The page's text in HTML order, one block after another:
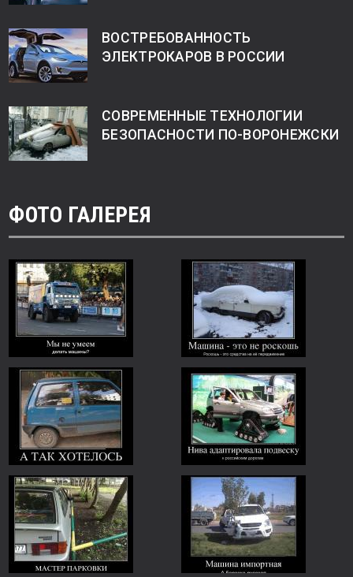
ВОСТРЕБОВАННОСТЬ
ЭЛЕКТРОКАРОВ В РОССИИ
СОВРЕМЕННЫЕ ТЕХНОЛОГИИ
БЕЗОПАСНОСТИ ПО-ВОРОНЕЖСКИ
ФОТО ГАЛЕРЕЯ